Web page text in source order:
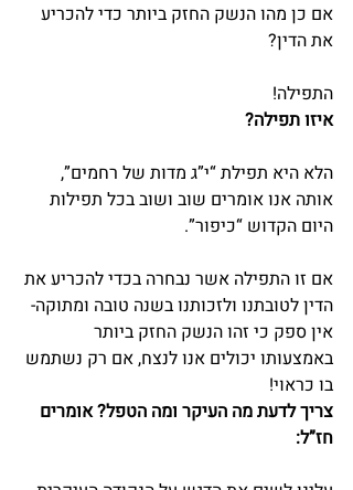
אם כן מהו הנשק החזק ביותר כדי להכריע
את הדין?
התפילה!
איזו תפילה?
הלא היא תפילת “י”ג מדות של רחמים”,
אותה אנו אומרים שוב ושוב בכל תפילות
היום הקדוש “כיפור”.
אם זו התפילה אשר נבחרה בכדי להכריע את
הדין לטובתנו ולזכותנו בשנה טובה ומתוקה-
אין ספק כי זהו הנשק החזק ביותר
באמצעותו יכולים אנו לנצח, אם רק נשתמש
בו כראוי!
צריך לדעת מה העיקר ומה הטפל? אומרים
חז”ל: